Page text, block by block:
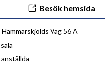
Besök hemsida
Hammarskjölds Väg 56 A
anställda